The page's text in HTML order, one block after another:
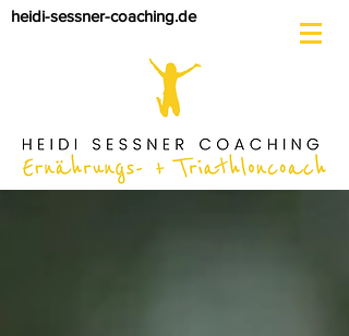
heidi-sessner-coaching.de